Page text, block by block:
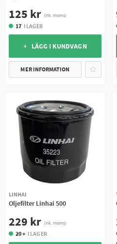
125 kr (ink. moms)
17 I LAGER
+ LÄGG I KUNDVAGN
MER INFORMATION
LINHAI
Oljefilter Linhai 500
229 kr (ink. moms)
20 + I LAGER